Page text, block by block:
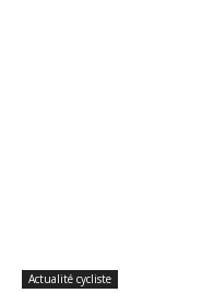
Actualité cycliste